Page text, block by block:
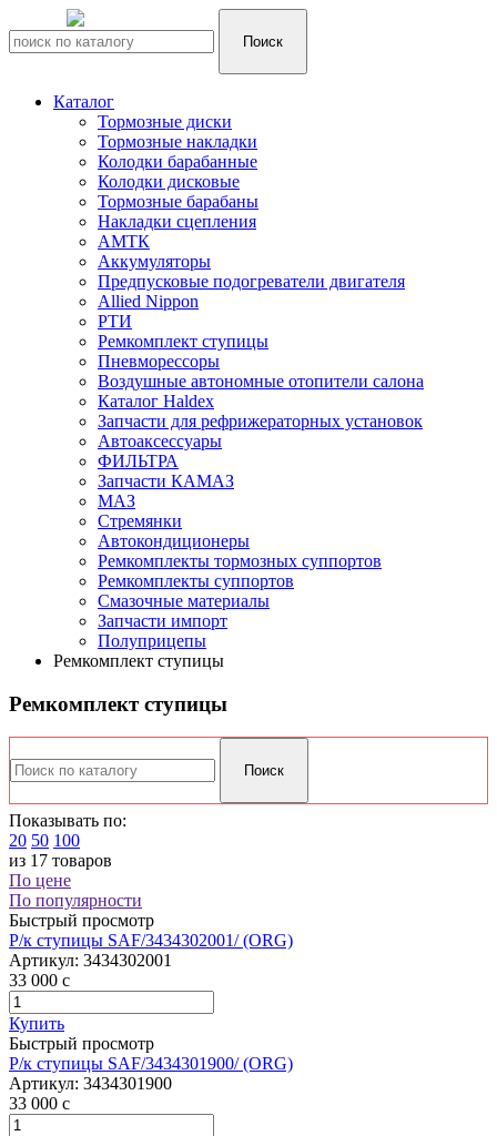
Каталог
Тормозные диски
Тормозные накладки
Колодки барабанные
Колодки дисковые
Тормозные барабаны
Накладки сцепления
АМТК
Аккумуляторы
Предпусковые подогреватели двигателя
Allied Nippon
РТИ
Ремкомплект ступицы
Пневморессоры
Воздушные автономные отопители салона
Каталог Haldex
Запчасти для рефрижераторных установок
Автоаксессуары
ФИЛЬТРА
Запчасти КАМАЗ
МАЗ
Стремянки
Автокондиционеры
Ремкомплекты тормозных суппортов
Ремкомплекты суппортов
Смазочные материалы
Запчасти импорт
Полуприцепы
Ремкомплект ступицы
Ремкомплект ступицы
Показывать по:
20 50 100
из 17 товаров
По цене
По популярности
Быстрый просмотр
Р/к ступицы SAF/3434302001/ (ORG)
Артикул: 3434302001
33 000 c
Купить
Быстрый просмотр
Р/к ступицы SAF/3434301900/ (ORG)
Артикул: 3434301900
33 000 c